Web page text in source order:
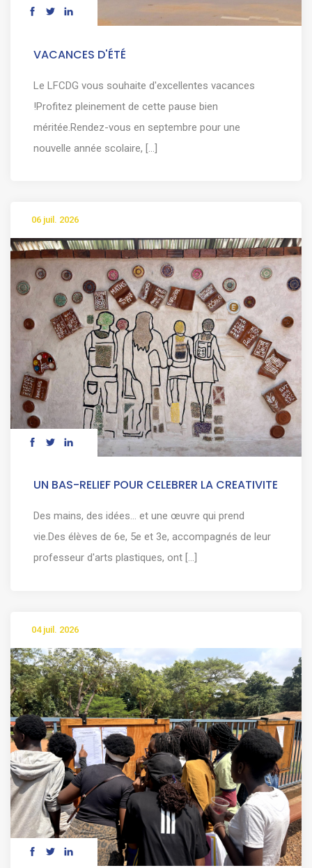
VACANCES D'ÉTÉ
Le LFCDG vous souhaite d'excellentes vacances
!Profitez pleinement de cette pause bien
méritée.Rendez-vous en septembre pour une
nouvelle année scolaire, [...]
06 juil. 2026
UN BAS-RELIEF POUR CELEBRER LA CREATIVITE
Des mains, des idées… et une œuvre qui prend
vie.Des élèves de 6e, 5e et 3e, accompagnés de leur
professeur d'arts plastiques, ont [...]
04 juil. 2026